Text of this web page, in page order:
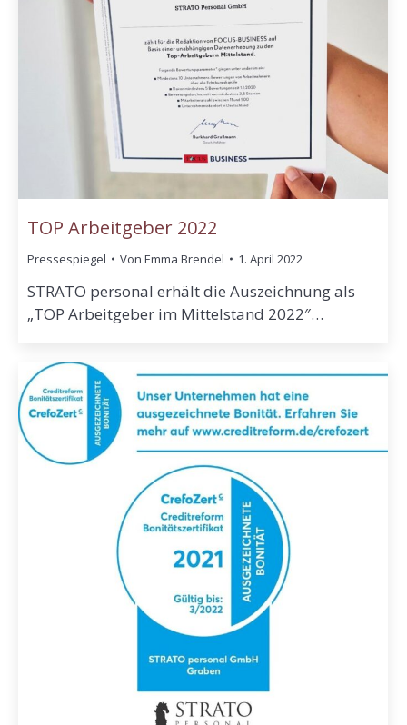
TOP Arbeitgeber 2022
Pressespiegel Von Emma Brendel 1. April 2022
STRATO personal erhält die Auszeichnung als
„TOP Arbeitgeber im Mittelstand 2022″…